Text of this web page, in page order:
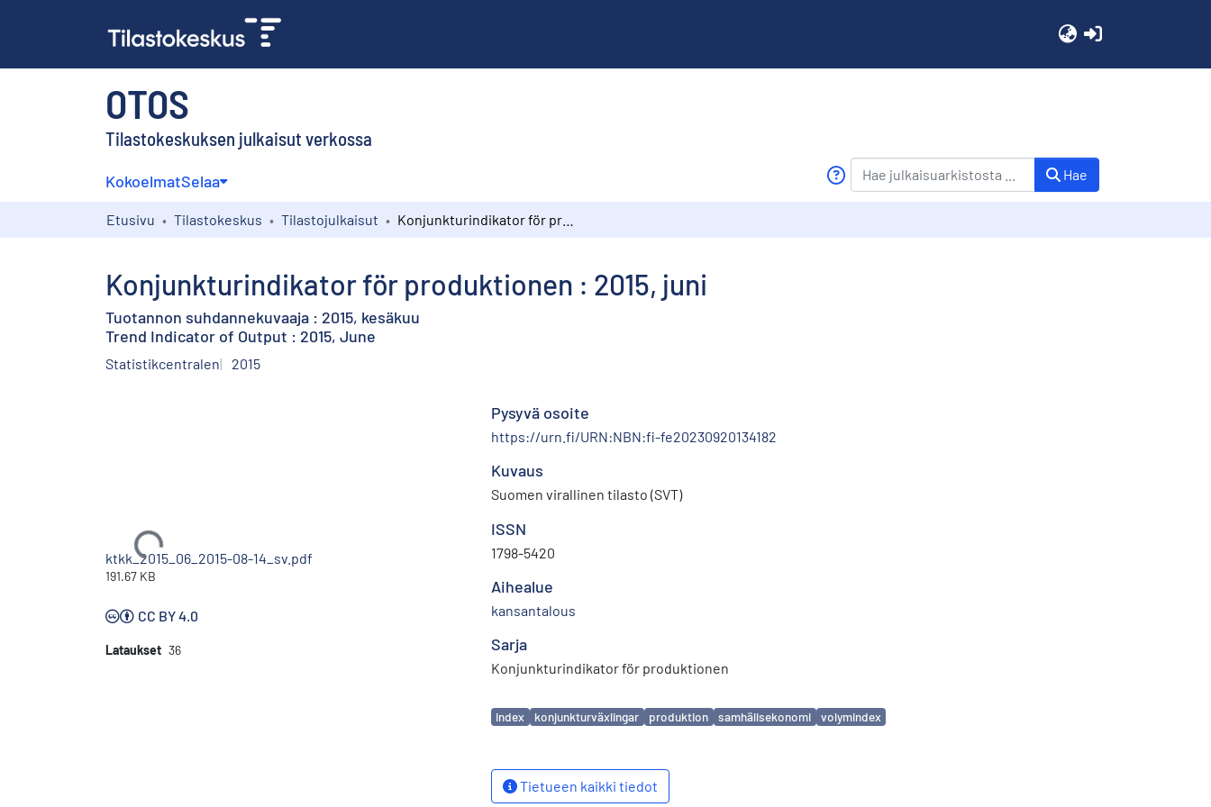
OTOS
Tilastokeskuksen julkaisut verkossa
KokoelmatSelaa Hae
Etusivu Tilastokeskus Tilastojulkaisut
Konjunkturindikator för produktionen : 2015, juni
Tuotannon suhdannekuvaaja : 2015, kesäkuu
Trend Indicator of Output : 2015, June
Statistikcentralen 2015
Ladataan...
ktkk_2015_06_2015-08-14_sv.pdf
191.67 KB
CC BY 4.0
Lataukset 36
Pysyvä osoite
https://urn.fi/URN:NBN:fi-fe20230920134182
Kuvaus
Suomen virallinen tilasto (SVT)
ISSN
1798-5420
Aihealue
kansantalous
Sarja
Konjunkturindikator för produktionen
Avainsanat
index konjunkturväxlingar produktion samhällsekonomi volymindex
Tietueen kaikki tiedot